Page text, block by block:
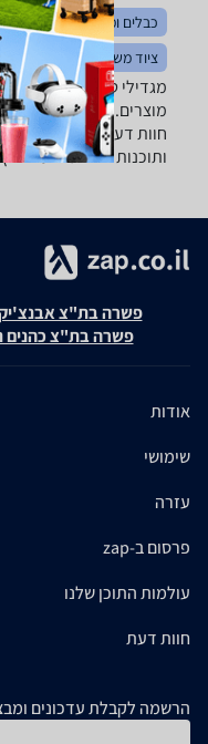
כבלים ומתאמים מודמים
ציוד משלים לתקשורת
חוות דעת, השוואת
ותוכנות וכל המידע
פשרה בת"צ אבנצ'יק נ'
פשרה בת"צ כהנים נ' זאפ
אודות
שימושי
עזרה
פרסום ב-zap
עולמות התוכן שלנו
חוות דעת
הרשמה לקבלת עדכונים